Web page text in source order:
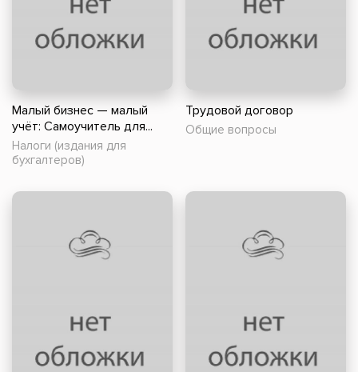
Малый бизнес — малый
учёт: Самоучитель для...
Налоги (издания для
бухгалтеров)
Трудовой договор
Общие вопросы